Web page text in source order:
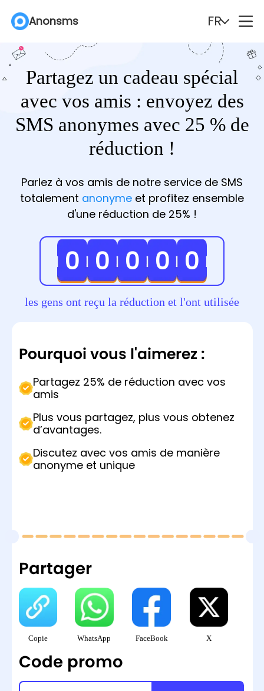
Anonsms FR
English
Português
Italiano English (Philippines)
Português (Brasil) Русский
Français Nederlands
Polski
Norsk
Čeština Dansk
Partagez un cadeau spécial
avec vos amis : envoyez des
SMS anonymes avec 25 % de
réduction !
Parlez à vos amis de notre service de SMS
totalement anonyme et profitez ensemble
d'une réduction de 25% !
0 0 0 0 0
les gens ont reçu la réduction et l'ont utilisée
Partager
Copie WhatsApp FaceBook X
Code promo
Pourquoi vous l'aimerez :
Partagez 25% de réduction avec vos
amis
Plus vous partagez, plus vous obtenez
d’avantages.
Discutez avec vos amis de manière
anonyme et unique
Anonsms FR
English
Português
Italiano English (Philippines)
Português (Brasil) Русский
Français Nederlands
Polski
Norsk
Čeština Dansk
Anonsms FR
English
Português
Italiano English (Philippines)
Português (Brasil) Русский
Français Nederlands
Polski
Norsk
Čeština Dansk